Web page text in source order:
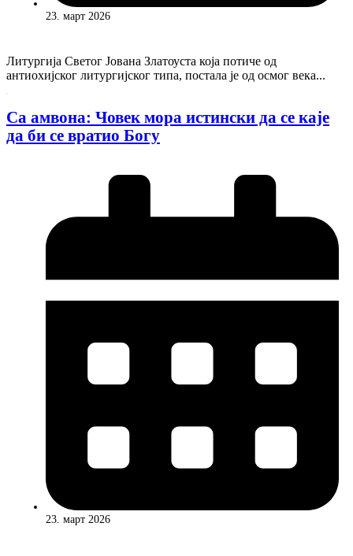
23. март 2026
Литургија Светог Јована Златоуста која потиче од
антиохијског литургијског типа, постала је од осмог века...
Са амвона: Човек мора истински да се каје
да би се вратио Богу
23. март 2026